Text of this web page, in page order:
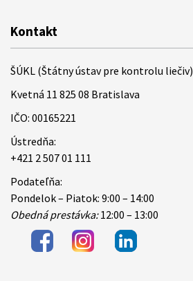
Kontakt
ŠÚKL (Štátny ústav pre kontrolu liečiv)
Kvetná 11 825 08 Bratislava
IČO: 00165221
Ústredňa:
+421 2 507 01 111
Podateľňa:
Pondelok – Piatok: 9:00 – 14:00
Obedná prestávka:12:00 – 13:00